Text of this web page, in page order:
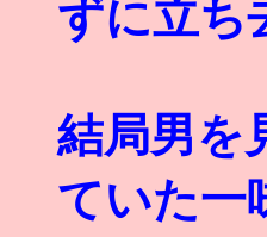
ずに立ち
結局男を
ていた一